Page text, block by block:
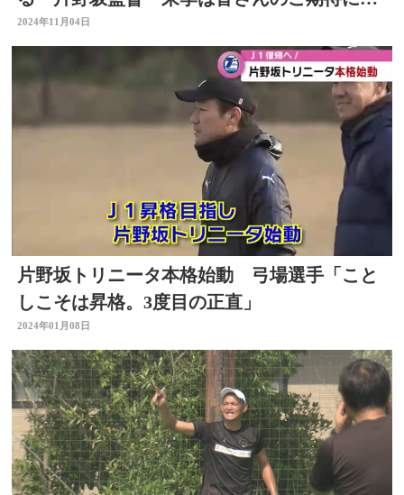
える結果を…」
2024年11月04日
片野坂トリニータ本格始動 弓場選手「こと
しこそは昇格。3度目の正直」
2024年01月08日